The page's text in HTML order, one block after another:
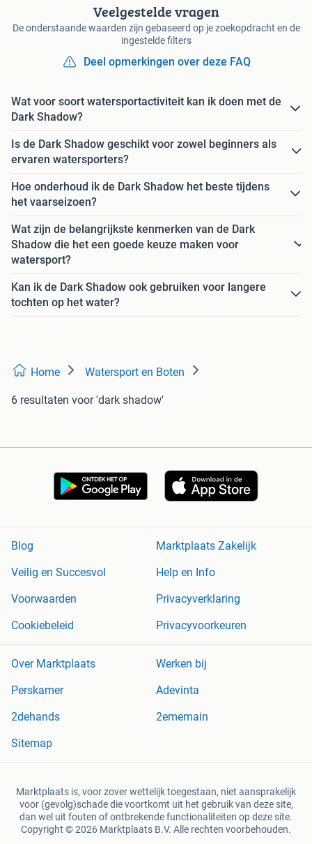
Veelgestelde vragen
De onderstaande waarden zijn gebaseerd op je zoekopdracht en de
ingestelde filters
Deel opmerkingen over deze FAQ
Wat voor soort watersportactiviteit kan ik doen met de
Dark Shadow?
Is de Dark Shadow geschikt voor zowel beginners als
ervaren watersporters?
Hoe onderhoud ik de Dark Shadow het beste tijdens
het vaarseizoen?
Wat zijn de belangrijkste kenmerken van de Dark
Shadow die het een goede keuze maken voor
watersport?
Kan ik de Dark Shadow ook gebruiken voor langere
tochten op het water?
Home Watersport en Boten
6 resultaten voor 'dark shadow'
Blog
Marktplaats Zakelijk
Veilig en Succesvol
Help en Info
Voorwaarden
Privacyverklaring
Cookiebeleid
Privacyvoorkeuren
Over Marktplaats
Werken bij
Perskamer
Adevinta
2dehands
2ememain
Sitemap
Marktplaats is, voor zover wettelijk toegestaan, niet aansprakelijk
voor (gevolg)schade die voortkomt uit het gebruik van deze site,
dan wel uit fouten of ontbrekende functionaliteiten op deze site.
Copyright © 2026 Marktplaats B.V. Alle rechten voorbehouden.